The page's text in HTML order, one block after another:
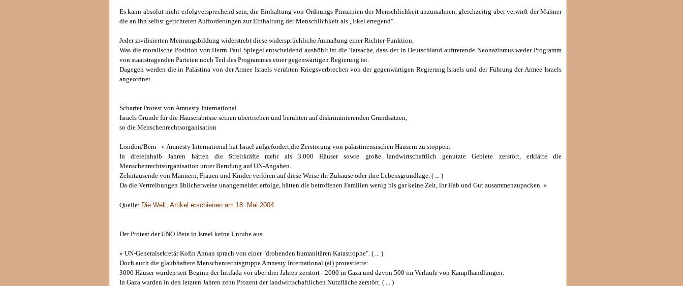
Es kann absolut nicht erfolgversprechend sein, die Einhaltung von Ordnungs-Prinzipien der Menschlichkeit anzumahnen, gleichzeitig aber verwirft der Mahner
die an ihn selbst gerichteten Aufforderungen zur Einhaltung der Menschlichkeit als „Ekel erregend“.
Jeder zivilisierten Meinungsbildung widerstrebt diese widersprüchliche Anmaßung einer Richter-Funktion.
Was die moralische Position von Herrn Paul Spiegel entscheidend aushöhlt ist die Tatsache, dass der in Deutschland auftretende Neonazismus weder Programm
von staatstragenden Parteien noch Teil des Programmes einer gegenwärtigen Regierung ist.
Dagegen werden die in Palästina von der Armee Israels verübten Kriegsverbrechen von der gegenwärtigen Regierung Israels und der Führung der Armee Israels
angeordnet.
Scharfer Protest von Amnesty International
Israels Gründe für die Häuserabrisse seinen übertrieben und beruhten auf diskriminierenden Grundsätzen,
so die Menschenrechtsorganisation
London/Bern - » Amnesty International hat Israel aufgefordert,die Zerstörung von palästinensischen Häusern zu stoppen.
In dreieinhalb Jahren hätten die Streitkräfte mehr als 3.000 Häuser sowie große landwirtschaftlich genutzte Gebiete zerstört, erklärte die
Menschenrechtsorganisation unter Berufung auf UN-Angaben.
Zehntausende von Männern, Frauen und Kinder verlören auf diese Weise ihr Zuhause oder ihre Lebensgrundlage. ( ... )
Da die Vertreibungen üblicherweise unangemeldet erfolge, hätten die betroffenen Familien wenig bis gar keine Zeit, ihr Hab und Gut zusammenzupacken. «
Quelle: Die Welt, Artikel erschienen am 18. Mai 2004
Der Protest der UNO löste in Israel keine Unruhe aus.
» UN-Generalsekretär Kofin Annan sprach von einer "drohenden humanitären Katastrophe". ( ... )
Doch auch die glaubhaftere Menschenrechtsgruppe Amnesty International (ai) protestierte:
3000 Häuser wurden seit Beginn der Intifada vor über drei Jahren zerstört - 2000 in Gaza und davon 500 im Verlaufe von Kampfhandlungen.
In Gaza wurden in den letzten Jahren zehn Prozent der landwirtschaftlichen Nutzfläche zerstört. ( ... )